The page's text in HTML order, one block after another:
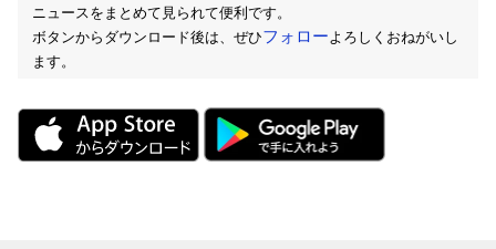
ニュースをまとめて見られて便利です。
ボタンからダウンロード後は、ぜひフォローよろしくおねがいし
ます。